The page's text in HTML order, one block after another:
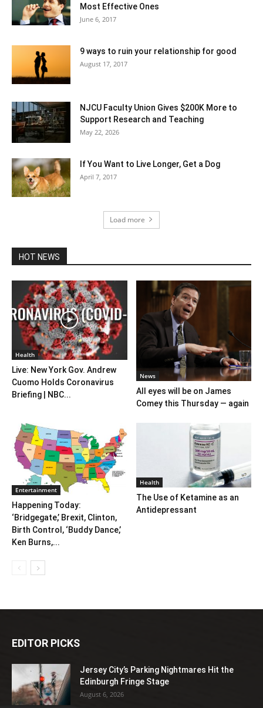
Most Effective Ones
June 6, 2017
9 ways to ruin your relationship for good
August 17, 2017
NJCU Faculty Union Gives $200K More to
Support Research and Teaching
May 22, 2026
If You Want to Live Longer, Get a Dog
April 7, 2017
Load more
HOT NEWS
Health
Live: New York Gov. Andrew
Cuomo Holds Coronavirus
Briefing | NBC...
News
All eyes will be on James
Comey this Thursday — again
Entertainment
Happening Today:
‘Bridgegate,’ Brexit, Clinton,
Birth Control, ‘Buddy Dance,’
Ken Burns,...
Health
The Use of Ketamine as an
Antidepressant
EDITOR PICKS
Jersey City’s Parking Nightmares Hit the
Edinburgh Fringe Stage
August 6, 2026